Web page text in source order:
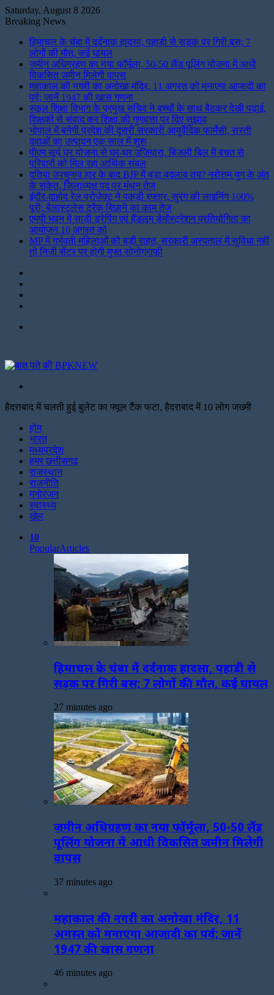
Saturday, August 8 2026
Breaking News
हिमाचल के चंबा में दर्दनाक हादसा, पहाड़ी से सड़क पर गिरी बस; 7
लोगों की मौत, कई घायल
जमीन अधिग्रहण का नया फॉर्मूला, 50-50 लैंड पूलिंग योजना में आधी
विकसित जमीन मिलेगी वापस
महाकाल की नगरी का अनोखा मंदिर, 11 अगस्त को मनाएगा आजादी का
पर्व; जानें 1947 की खास गणना
स्कूल शिक्षा विभाग के प्रमुख सचिव ने बच्चों के साथ बैठकर देखी पढ़ाई,
शिक्षकों से संवाद कर शिक्षा की गुणवत्ता पर दिए सुझाव
भोपाल में बनेगी प्रदेश की दूसरी सरकारी आयुर्वेदिक फार्मेसी, सस्ती
दवाओं का उत्पादन एक साल में शुरू
पीएम सूर्य घर योजना से घर-घर उजियारा, बिजली बिल में बचत से
परिवारों को मिल रहा आर्थिक संबल
दतिया उपचुनाव हार के बाद BJP में बड़ा बदलाव तय? नरोत्तम युग के अंत
के संकेत, जिलाध्यक्ष पद पर मंथन तेज
इंदौर-दाहोद रेल प्रोजेक्ट ने पकड़ी रफ्तार, सुरंग की लाइनिंग 100%
पूरी; बैलास्टलेस ट्रैक बिछाने का काम तेज
एमपी भवन में साड़ी ड्रेपिंग एवं हैंडलूम डेमोंस्ट्रेशन प्रतियोगिता का
आयोजन 10 अगस्त को
MP में गर्भवती महिलाओं को बड़ी राहत, सरकारी अस्पताल में सुविधा नहीं
तो निजी सेंटर पर होगी मुफ्त सोनोग्राफी
हैदराबाद में चलती हुई बुलेट का फ्यूल टैंक फटा, हैदराबाद में 10 लोग जख्मी
होम
भारत
मध्यप्रदेश
हमर छत्तीसगढ़
राजस्थान
राजनीति
मनोरंजन
स्वास्थ्य
खेल
10
PopularArticles
हिमाचल के चंबा में दर्दनाक हादसा, पहाड़ी से
सड़क पर गिरी बस; 7 लोगों की मौत, कई घायल
27 minutes ago
जमीन अधिग्रहण का नया फॉर्मूला, 50-50 लैंड
पूलिंग योजना में आधी विकसित जमीन मिलेगी
वापस
37 minutes ago
महाकाल की नगरी का अनोखा मंदिर, 11
अगस्त को मनाएगा आजादी का पर्व; जानें
1947 की खास गणना
46 minutes ago